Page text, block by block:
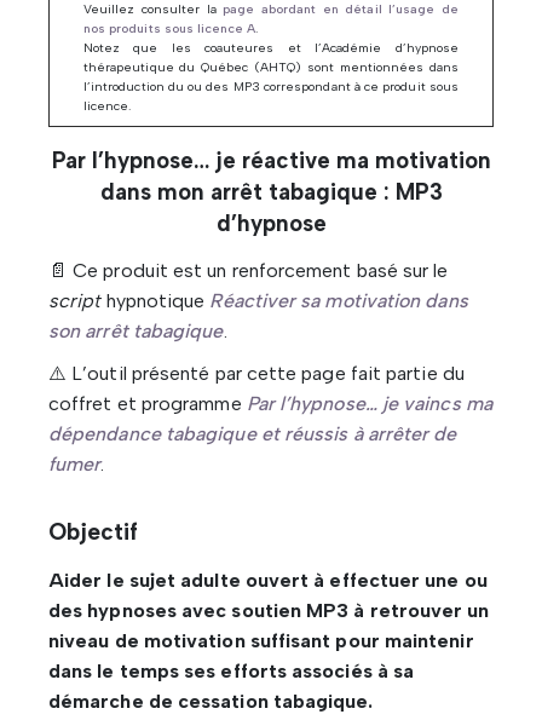
Veuillez consulter la page abordant en détail l’usage de
nos produits sous licence A.
Notez que les coauteures et l’Académie d’hypnose
thérapeutique du Québec (AHTQ) sont mentionnées dans
l’introduction du ou des MP3 correspondant à ce produit sous
licence.
Par l’hypnose… je réactive ma motivation
dans mon arrêt tabagique : MP3
d’hypnose
📄 Ce produit est un renforcement basé sur le
scripthypnotique Réactiver sa motivation dans
son arrêt tabagique.
⚠️ L’outil présenté par cette page fait partie du
coffret et programme Par l’hypnose… je vaincs ma
dépendance tabagique et réussis à arrêter de
fumer.
Objectif
Aider le sujet adulte ouvert à effectuer une ou
des hypnoses avec soutien MP3 à retrouver un
niveau de motivation suffisant pour maintenir
dans le temps ses efforts associés à sa
démarche de cessation tabagique.